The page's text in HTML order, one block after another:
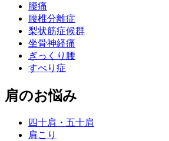
腰痛
腰椎分離症
梨状筋症候群
坐骨神経痛
ぎっくり腰
すべり症
肩のお悩み
四十肩・五十肩
肩こり